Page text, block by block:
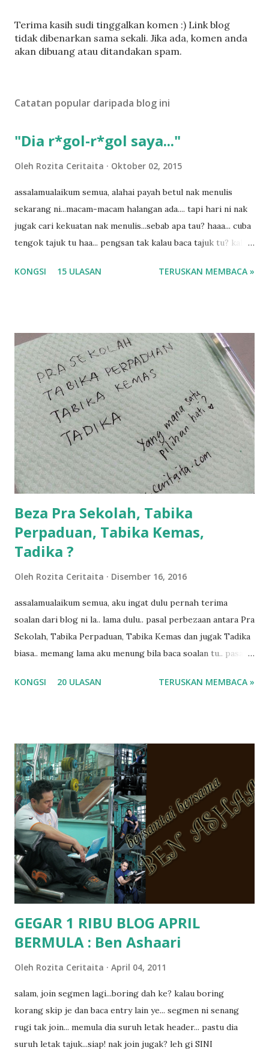
C
a
t
l
Terima kasih sudi tinggalkan komen :) Link blog
tidak dibenarkan sama sekali. Jika ada, komen anda
akan dibuang atau ditandakan spam.
Catatan popular daripada blog ini
"Dia r*gol-r*gol saya..."
Oleh Rozita Ceritaita Oktober 02, 2015
assalamualaikum semua, alahai payah betul nak menulis
sekarang ni...macam-macam halangan ada.... tapi hari ni nak
jugak cari kekuatan nak menulis...sebab apa tau? haaa... cuba
tengok tajuk tu haa... pengsan tak kalau baca tajuk tu? kalau
tau? yang sebut tu anak aku....diulangi ANAK AKU ....adoiiii
balik keja aku ajak la shah singgah Giant beli barang
sikit...dalam perjalanan dari dalam kereta tu biasalah kan
kami memang akan pimpin anak-anak jalan sampai masuk
dalam... dan kebiasanya bagi anak 4 macam kami ni bahagi-
bahagi lah siapa nak pimpin siapa... dan biasanya aku akan
dukung adik hadi sambil pimpin kakak husna... yang abg
ngah dengan abg long terserah pada shah la pulak.. tapi
kalau ikut anak-anak semua nak ummi pimpin... ajer rebeh
ba...
KONGSI 15 ULASAN TERUSKAN MEMBACA »
Beza Pra Sekolah, Tabika
Perpaduan, Tabika Kemas,
Tadika ?
Oleh Rozita Ceritaita Disember 16, 2016
assalamualaikum semua, aku ingat dulu pernah terima
soalan dari blog ni la.. lama dulu.. pasal perbezaan antara Pra
Sekolah, Tabika Perpaduan, Tabika Kemas dan jugak Tadika
biasa.. memang lama aku menung bila baca soalan tu.. pasal
ko.. masa tu aku baru je ada anak sorang dan aku hentam je
tanya sapa-sapa pun masa tu.. bila fikir-fikirkan balik terasa
jugak masa alahai teruknya kami sebagai ibubapa.. dan kami
terasa jugak semakin teruk bila abg long dah masuk 2 tahun
kat salah satu tadika swasta ni.. tapi nampaknya kenal huruf
pun tak tau.. pengsan aku bila ingat balik.. aku mula fikir
mungkin sebab abg long sendiri jenis budak yang ada
masalah dyslexia.. tapi minor la.. nanti la aku cerita pasal
dyslexia tu.. lepas tu kami buat keputusan pu...
KONGSI 20 ULASAN TERUSKAN MEMBACA »
GEGAR 1 RIBU BLOG APRIL
BERMULA : Ben Ashaari
Oleh Rozita Ceritaita April 04, 2011
salam, join segmen lagi...boring dah ke? kalau boring
korang skip je dan baca entry lain ye... segmen ni senang
rugi tak join... memula dia suruh letak header... pastu dia
suruh letak tajuk...siap! nak join jugak? leh gi SINI